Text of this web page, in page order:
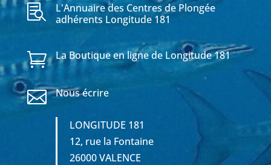

L'Annuaire des Centres de Plongée
adhérents Longitude 181
 La Boutique en ligne de Longitude 181
 Nous écrire
LONGITUDE 181
12, rue la Fontaine
26000 VALENCE